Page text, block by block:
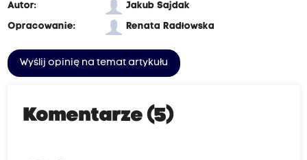
Autor:
Jakub Sajdak
Opracowanie:
Renata Radłowska
Wyślij opinię na temat artykułu
Komentarze (5)